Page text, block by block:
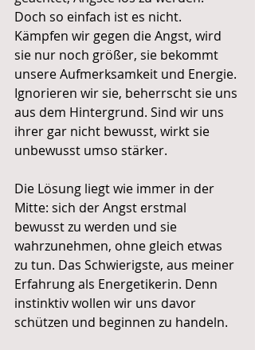
Doch so einfach ist es nicht.
Kämpfen wir gegen die Angst, wird
sie nur noch größer, sie bekommt
unsere Aufmerksamkeit und Energie.
Ignorieren wir sie, beherrscht sie uns
aus dem Hintergrund. Sind wir uns
ihrer gar nicht bewusst, wirkt sie
unbewusst umso stärker.
Die Lösung liegt wie immer in der
Mitte: sich der Angst erstmal
bewusst zu werden und sie
wahrzunehmen, ohne gleich etwas
zu tun. Das Schwierigste, aus meiner
Erfahrung als Energetikerin. Denn
instinktiv wollen wir uns davor
schützen und beginnen zu handeln.